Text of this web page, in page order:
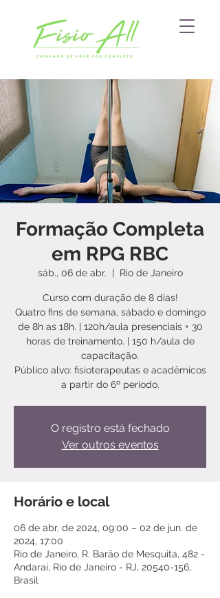
Formação Completa
em RPG RBC
sáb., 06 de abr.
  |
Rio de Janeiro
Curso com duração de 8 dias!
Quatro fins de semana, sábado e domingo
de 8h as 18h. | 120h/aula presenciais + 30
horas de treinamento. | 150 h/aula de
capacitação.
Público alvo: fisioterapeutas e acadêmicos
a partir do 6º período.
O registro está fechado
Ver outros eventos
Horário e local
06 de abr. de 2024, 09:00 – 02 de jun. de
2024, 17:00
Rio de Janeiro, R. Barão de Mesquita, 482 -
Andaraí, Rio de Janeiro - RJ, 20540-156,
Brasil